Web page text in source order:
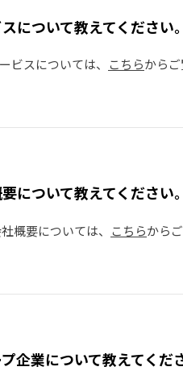
について教えてください。
ビスについては、 こちらからご
について教えてください。
概要については、 こちらから
企業について教えてくだ